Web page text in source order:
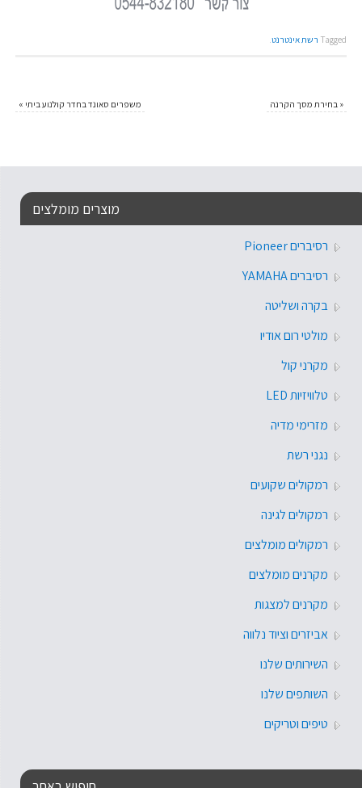
Tagged רשת אינטרנט.
« בחירת מסך הקרנה משפרים סאונד בחדר קולנוע ביתי »
מוצרים מומלצים
רסיברים Pioneer
רסיברים YAMAHA
בקרה ושליטה
מולטי רום אודיו
מקרני קול
טלוויזיות LED
מזרימי מדיה
נגני רשת
רמקולים שקועים
רמקולים לגינה
רמקולים מומלצים
מקרנים מומלצים
מקרנים למצגות
אביזרים וציוד נלווה
השירותים שלנו
השותפים שלנו
טיפים וטריקים